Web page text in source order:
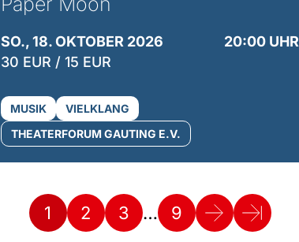
SO., 18. OKTOBER 2026
20:00 UHR
30 EUR / 15 EUR
MUSIK
VIELKLANG
THEATERFORUM GAUTING E.V.
1 2 3 … 9